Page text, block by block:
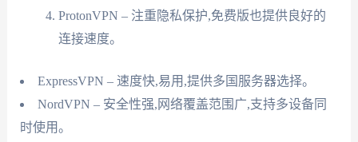
ProtonVPN – 注重隐私保护,免费版也提供良好的
连接速度。
ExpressVPN – 速度快,易用,提供多国服务器选择。
NordVPN – 安全性强,网络覆盖范围广,支持多设备同
时使用。